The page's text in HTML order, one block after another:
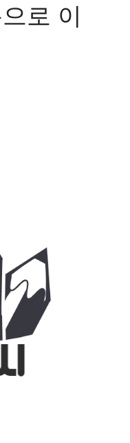
로 이